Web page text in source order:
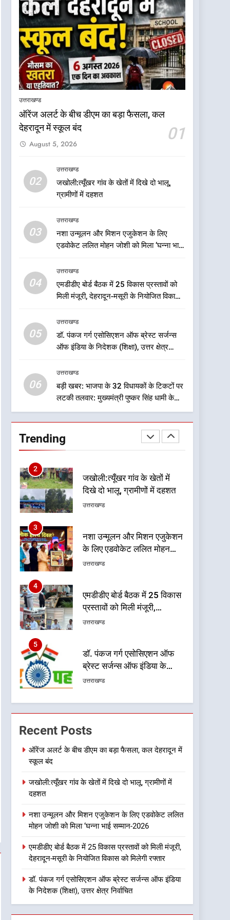
उत्तराखण्ड
ऑरेंज अलर्ट के बीच डीएम का बड़ा फैसला, कल
देहरादून में स्कूल बंद
01
August 5, 2026
02
उत्तराखण्ड
जखोली:त्यूँखर गांव के खेतों में दिखे दो भालू,
ग्रामीणों में दहशत
03
उत्तराखण्ड
नशा उन्मूलन और मिशन एजुकेशन के लिए
एडवोकेट ललित मोहन जोशी को मिला ‘घन्ना भाई
04
उत्तराखण्ड
एमडीडीए बोर्ड बैठक में 25 विकास प्रस्तावों को
मिली मंजूरी, देहरादून-मसूरी के नियोजित विकास
05
उत्तराखण्ड
डॉ. पंकज गर्ग एसोसिएशन ऑफ ब्रेस्ट सर्जन्स
ऑफ इंडिया के निदेशक (शिक्षा), उत्तर क्षेत्र
06
उत्तराखण्ड
बड़ी खबर: भाजपा के 32 विधायकों के टिकटों पर
लटकी तलवार: मुख्यमंत्री पुष्कर सिंह धामी के
लिए सुरक्षित सीट पर मंथन: सूत्र
Trending
5
डॉ. पंकज गर्ग एसोसिएशन ऑफ
6
बड़ी खबर: भाजपा के 32
विधायकों के टिकटों पर लटकी
मंथन: सूत्र
7
चिकित्सा शिक्षा विभाग में बड़ा
8
एक साल बाद बदली धराली की
उत्तराखण्ड
उत्तराखण्ड
2
जखोली:त्यूँखर गांव के खेतों में
दिखे दो भालू, ग्रामीणों में दहशत
3
नशा उन्मूलन और मिशन एजुकेशन
के लिए एडवोकेट ललित मोहन
जोशी को मिला ‘घन्ना भाई
उत्तराखण्ड
4
एमडीडीए बोर्ड बैठक में 25 विकास
प्रस्तावों को मिली मंजूरी,
देहरादून-मसूरी के नियोजित
उत्तराखण्ड
5
डॉ. पंकज गर्ग एसोसिएशन ऑफ
ब्रेस्ट सर्जन्स ऑफ इंडिया के
निदेशक (शिक्षा), उत्तर क्षेत्र
उत्तराखण्ड
6
बड़ी खबर: भाजपा के 32
विधायकों के टिकटों पर लटकी
तलवार: मुख्यमंत्री पुष्कर सिंह
मंथन: सूत्र
उत्तराखण्ड
7
चिकित्सा शिक्षा विभाग में बड़ा
फेरबदल, डॉ. आशुतोष सयाना बने
निदेशक
8
तस्वीर, आपदा के मलबे से
1
ऑरेंज अलर्ट के बीच डीएम का बड़ा
फैसला, कल देहरादून में स्कूल बंद
उत्तराखण्ड
2
जखोली:त्यूँखर गांव के खेतों में
उत्तराखण्ड
Recent Posts
ऑरेंज अलर्ट के बीच डीएम का बड़ा फैसला, कल देहरादून में
स्कूल बंद
जखोली:त्यूँखर गांव के खेतों में दिखे दो भालू, ग्रामीणों में
दहशत
नशा उन्मूलन और मिशन एजुकेशन के लिए एडवोकेट ललित
मोहन जोशी को मिला ‘घन्ना भाई सम्मान-2026
एमडीडीए बोर्ड बैठक में 25 विकास प्रस्तावों को मिली मंजूरी,
देहरादून-मसूरी के नियोजित विकास को मिलेगी रफ्तार
डॉ. पंकज गर्ग एसोसिएशन ऑफ ब्रेस्ट सर्जन्स ऑफ इंडिया
के निदेशक (शिक्षा), उत्तर क्षेत्र निर्वाचित